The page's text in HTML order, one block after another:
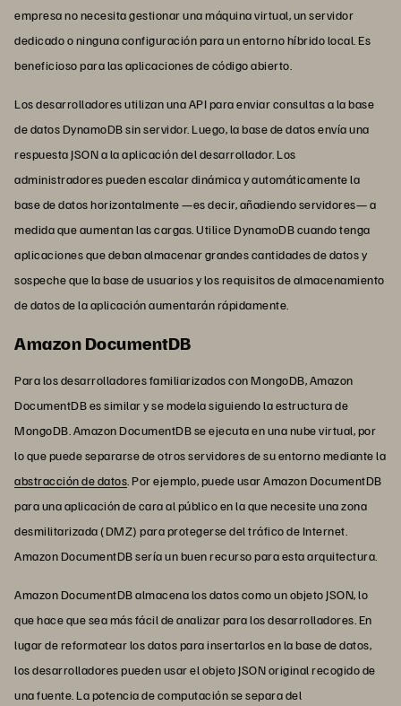
empresa no necesita gestionar una máquina virtual, un servidor
dedicado o ninguna configuración para un entorno híbrido local. Es
beneficioso para las aplicaciones de código abierto.
Los desarrolladores utilizan una API para enviar consultas a la base
de datos DynamoDB sin servidor. Luego, la base de datos envía una
respuesta JSON a la aplicación del desarrollador. Los
administradores pueden escalar dinámica y automáticamente la
base de datos horizontalmente —es decir, añadiendo servidores— a
medida que aumentan las cargas. Utilice DynamoDB cuando tenga
aplicaciones que deban almacenar grandes cantidades de datos y
sospeche que la base de usuarios y los requisitos de almacenamiento
de datos de la aplicación aumentarán rápidamente.
Amazon DocumentDB
Para los desarrolladores familiarizados con MongoDB, Amazon
DocumentDB es similar y se modela siguiendo la estructura de
MongoDB. Amazon DocumentDB se ejecuta en una nube virtual, por
lo que puede separarse de otros servidores de su entorno mediante la
abstracción de datos. Por ejemplo, puede usar Amazon DocumentDB
para una aplicación de cara al público en la que necesite una zona
desmilitarizada (DMZ) para protegerse del tráfico de Internet.
Amazon DocumentDB sería un buen recurso para esta arquitectura.
Amazon DocumentDB almacena los datos como un objeto JSON, lo
que hace que sea más fácil de analizar para los desarrolladores. En
lugar de reformatear los datos para insertarlos en la base de datos,
los desarrolladores pueden usar el objeto JSON original recogido de
una fuente. La potencia de computación se separa del